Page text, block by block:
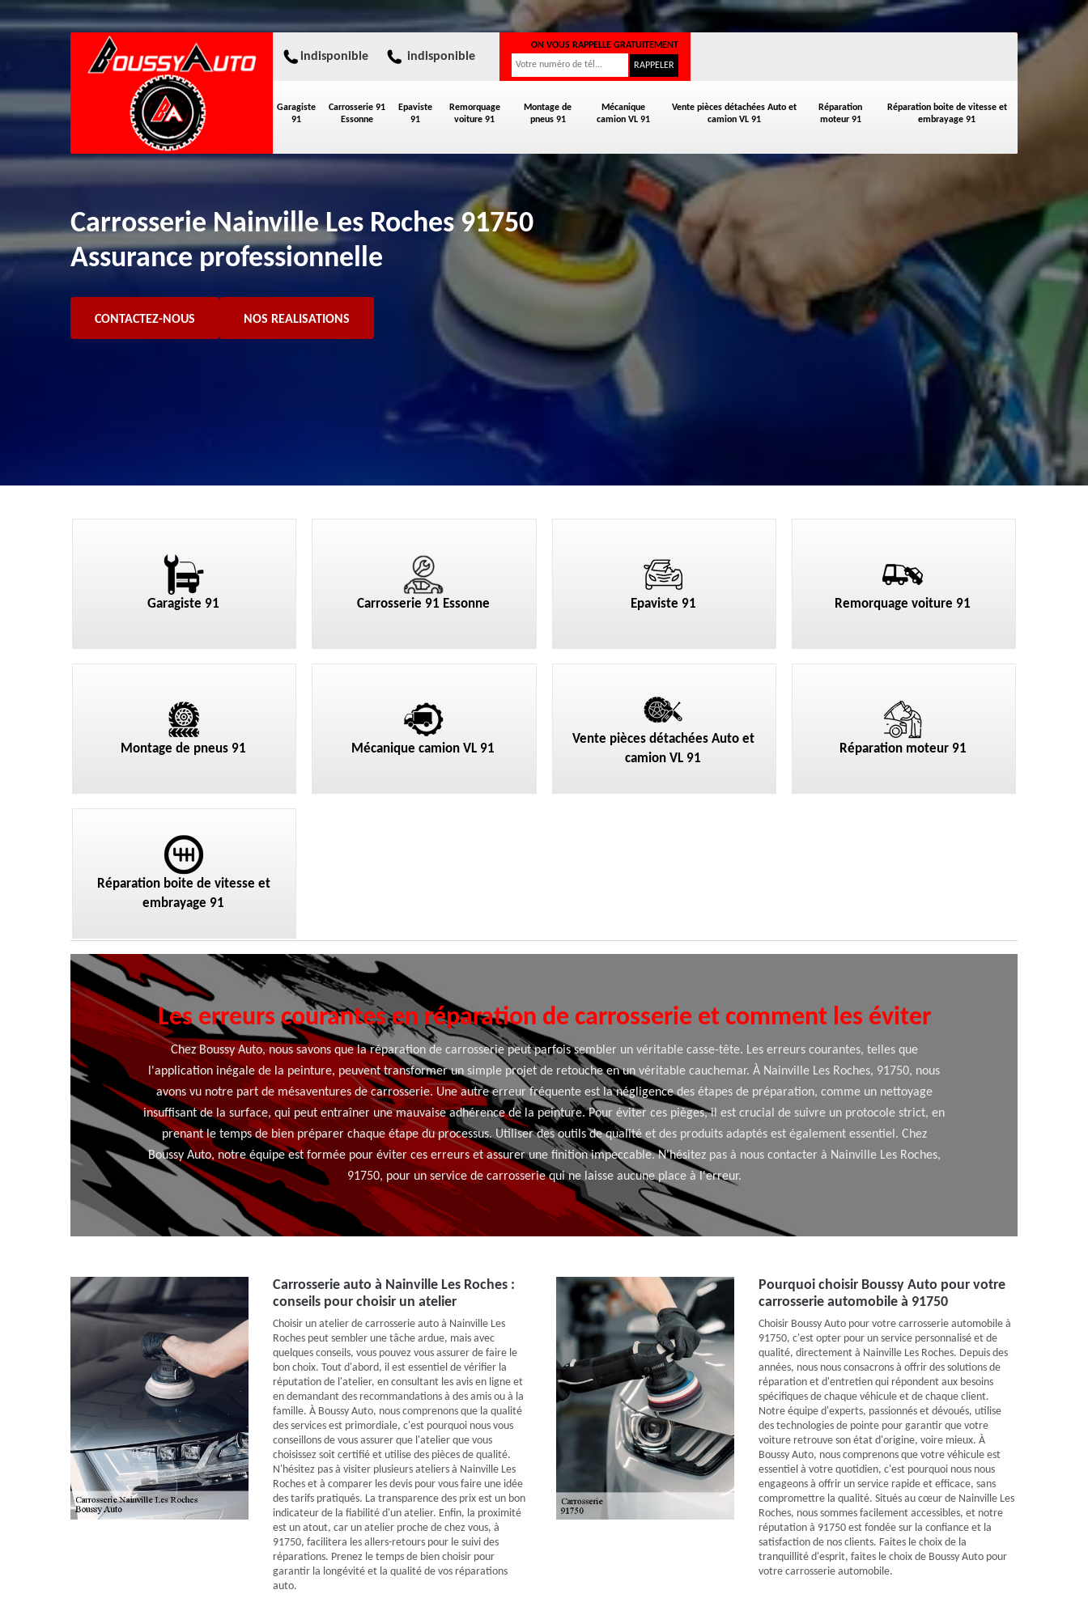
Garagiste
91
Carrosserie 91
Essonne
Epaviste
91
Remorquage
voiture 91
Montage de
pneus 91
Mécanique
camion VL 91
Vente pièces détachées Auto et
camion VL 91
Réparation
moteur 91
Réparation boite de vitesse et
embrayage 91
indisponible indisponible
ON VOUS RAPPELLE GRATUITEMENT
Carrosserie Nainville Les Roches 91750
Assurance professionnelle
CONTACTEZ-NOUS NOS REALISATIONS
Garagiste 91 Carrosserie 91 Essonne Epaviste 91 Remorquage voiture 91
Montage de pneus 91 Mécanique camion VL 91
Vente pièces détachées Auto et
camion VL 91
Réparation moteur 91
Réparation boite de vitesse et
embrayage 91
Les erreurs courantes en réparation de carrosserie et comment les éviter
Chez Boussy Auto, nous savons que la réparation de carrosserie peut parfois sembler un véritable casse-tête. Les erreurs courantes, telles que
l'application inégale de la peinture, peuvent transformer un simple projet de retouche en un véritable cauchemar. À Nainville Les Roches, 91750, nous
avons vu notre part de mésaventures de carrosserie. Une autre erreur fréquente est la négligence des étapes de préparation, comme un nettoyage
insuffisant de la surface, qui peut entraîner une mauvaise adhérence de la peinture. Pour éviter ces pièges, il est crucial de suivre un protocole strict, en
prenant le temps de bien préparer chaque étape du processus. Utiliser des outils de qualité et des produits adaptés est également essentiel. Chez
Boussy Auto, notre équipe est formée pour éviter ces erreurs et assurer une finition impeccable. N'hésitez pas à nous contacter à Nainville Les Roches,
91750, pour un service de carrosserie qui ne laisse aucune place à l'erreur.
Carrosserie auto à Nainville Les Roches :
conseils pour choisir un atelier
Choisir un atelier de carrosserie auto à Nainville Les
Roches peut sembler une tâche ardue, mais avec
quelques conseils, vous pouvez vous assurer de faire le
bon choix. Tout d'abord, il est essentiel de vérifier la
réputation de l'atelier, en consultant les avis en ligne et
en demandant des recommandations à des amis ou à la
famille. À Boussy Auto, nous comprenons que la qualité
des services est primordiale, c'est pourquoi nous vous
conseillons de vous assurer que l'atelier que vous
choisissez soit certifié et utilise des pièces de qualité.
N'hésitez pas à visiter plusieurs ateliers à Nainville Les
Roches et à comparer les devis pour vous faire une idée
des tarifs pratiqués. La transparence des prix est un bon
indicateur de la fiabilité d'un atelier. Enfin, la proximité
est un atout, car un atelier proche de chez vous, à
91750, facilitera les allers-retours pour le suivi des
réparations. Prenez le temps de bien choisir pour
garantir la longévité et la qualité de vos réparations
auto.
Pourquoi choisir Boussy Auto pour votre
carrosserie automobile à 91750
Choisir Boussy Auto pour votre carrosserie automobile à
91750, c'est opter pour un service personnalisé et de
qualité, directement à Nainville Les Roches. Depuis des
années, nous nous consacrons à offrir des solutions de
réparation et d'entretien qui répondent aux besoins
spécifiques de chaque véhicule et de chaque client.
Notre équipe d'experts, passionnés et dévoués, utilise
des technologies de pointe pour garantir que votre
voiture retrouve son état d'origine, voire mieux. À
Boussy Auto, nous comprenons que votre véhicule est
essentiel à votre quotidien, c'est pourquoi nous nous
engageons à offrir un service rapide et efficace, sans
compromettre la qualité. Situés au cœur de Nainville Les
Roches, nous sommes facilement accessibles, et notre
réputation à 91750 est fondée sur la confiance et la
satisfaction de nos clients. Faites le choix de la
tranquillité d'esprit, faites le choix de Boussy Auto pour
votre carrosserie automobile.